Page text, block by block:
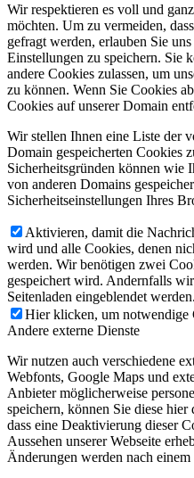
Wir respektieren es voll und
möchten. Um zu vermeiden,
gefragt werden, erlauben Sie
Einstellungen zu speichern. Sie
andere Cookies zulassen, um
zu können. Wenn Sie Cookies
Cookies auf unserer Domain
Wir stellen Ihnen eine Liste der
Domain gespeicherten Cookies
Sicherheitsgründen können wie
von anderen Domains
Sicherheitseinstellungen Ihres
Aktivieren, damit die
wird und alle Cookies, denen
werden. Wir benötigen zwei
gespeichert wird. Andernfalls
Seitenladen eingeblendet werden.
Hier klicken, um notwendige
Andere externe Dienste
Wir nutzen auch verschiedene
Webfonts, Google Maps und
Anbieter möglicherweise
speichern, können Sie diese
dass eine Deaktivierung dieser
Aussehen unserer Webseite
Änderungen werden nach